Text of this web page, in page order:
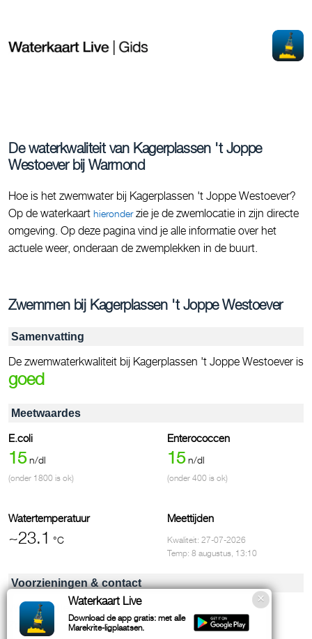
De waterkwaliteit van Kagerplassen 't Joppe
Westoever bij Warmond
Hoe is het zwemwater bij Kagerplassen 't Joppe Westoever?
Op de waterkaart hieronderzie je de zwemlocatie in zijn directe
omgeving. Op deze pagina vind je alle informatie over het
actuele weer, onderaan de zwemplekken in de buurt.
Zwemmen bij Kagerplassen 't Joppe Westoever
Samenvatting
De zwemwaterkwaliteit bij Kagerplassen 't Joppe Westoever is
goed
Meetwaardes
E.coli
15 n/dl
(onder 1800 is ok)
Enterococcen
15 n/dl
(onder 400 is ok)
Watertemperatuur
~23.1 °C
Meettijden
Kwaliteit: 27-07-2026
Temp: 8 augustus, 13:10
Voorzieningen & contact
WC / Toiletten
Zoet water
Waterkaart Live
Download de app gratis: met alle
Marekrite-ligplaatsen.